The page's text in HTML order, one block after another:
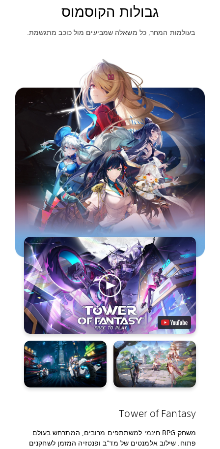
גבולות הקוסמוס
בעולמות המחר, כל משאלה שמביעים מול כוכב מתגשמת.
Tower of Fantasy
משחק RPG חינמי למשתתפים מרובים, המתרחש בעולם
פתוח. שילוב אלמנטים של מד"ב ופנטזיה המזמן לשחקנים